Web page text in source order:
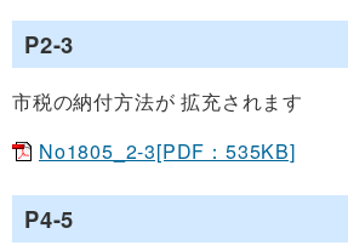
P2-3
市税の納付方法が 拡充されます
No1805_2-3[PDF：535KB]
P4-5